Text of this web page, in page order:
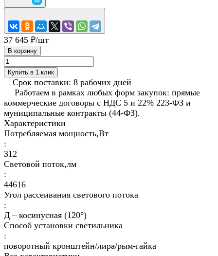
37 645 ₽/шт
В корзину
Купить в 1 клик
Срок поставки: 8 рабочих дней
Работаем в рамках любых форм закупок: прямые
коммерческие договоры с НДС 5 и 22% 223-ФЗ и
муниципальные контракты (44-ФЗ).
Характеристики
Потребляемая мощность,Вт
:
312
Световой поток,лм
:
44616
Угол рассеивания светового потока
:
Д – косинусная (120°)
Способ установки светильника
:
поворотный кронштейн/лира/рым-гайка